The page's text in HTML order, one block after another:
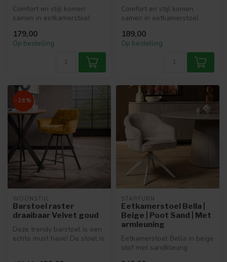
Comfort en stijl komen
samen in eetkamerstoel
Met zi...
179,00
Op bestelling
Comfort en stijl komen
samen in eetkamerstoel
Collection van...
189,00
Op bestelling
-28%
WOONSTIJL
Barstoel raster
draaibaar Velvet goud
Deze trendy barstoel is een
echte must have! De stoel is
STARFURN
Eetkamerstoel Bella |
Beige | Poot Sand | Met
armleuning
Eetkamerstoel Bella in beige
stof met sandkleurig